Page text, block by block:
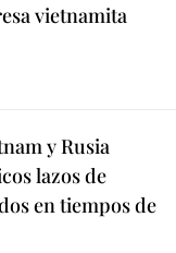
vietnamita
y Rusia
lazos de
en tiempos de